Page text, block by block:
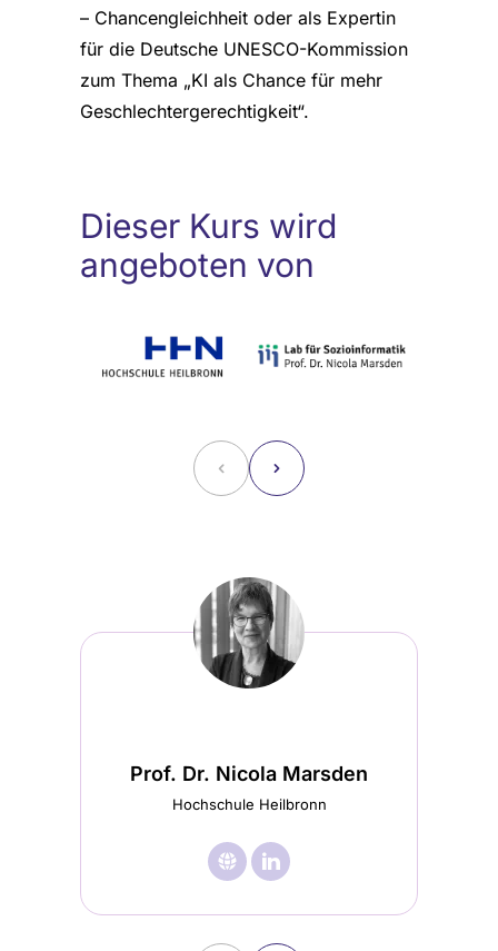
– Chancengleichheit oder als Expertin
für die Deutsche UNESCO-Kommission
zum Thema „KI als Chance für mehr
Geschlechtergerechtigkeit“.
Dieser Kurs wird
angeboten von
˂ ˃
Prof. Dr. Nicola Marsden
Hochschule Heilbronn
🌐︎Besuche
Besuche